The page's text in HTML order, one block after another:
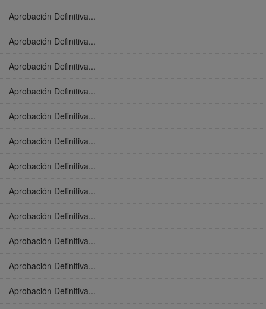
Aprobación Definitiva...
Aprobación Definitiva...
Aprobación Definitiva...
Aprobación Definitiva...
Aprobación Definitiva...
Aprobación Definitiva...
Aprobación Definitiva...
Aprobación Definitiva...
Aprobación Definitiva...
Aprobación Definitiva...
Aprobación Definitiva...
Aprobación Definitiva...